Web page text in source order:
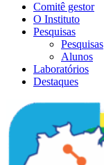
Comitê gestor
O Instituto
Pesquisas
Pesquisas
Alunos
Laboratórios
Destaques